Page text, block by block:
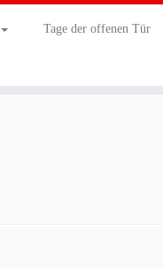
Tage der offenen Tür